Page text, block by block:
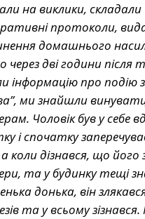
на виклики, складали
протоколи,
домашнього
через дві години після
інформацію про подію
ми знайшли
Чоловік був у себе
і спочатку
коли дізнався, що його
та у будинку тещі
донька, він
та у всьому